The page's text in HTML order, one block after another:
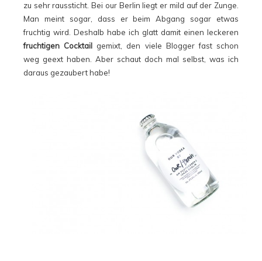
zu sehr raussticht. Bei our Berlin liegt er mild auf der Zunge.
Man meint sogar, dass er beim Abgang sogar etwas
fruchtig wird. Deshalb habe ich glatt damit einen leckeren
fruchtigen Cocktail gemixt, den viele Blogger fast schon
weg geext haben. Aber schaut doch mal selbst, was ich
daraus gezaubert habe!